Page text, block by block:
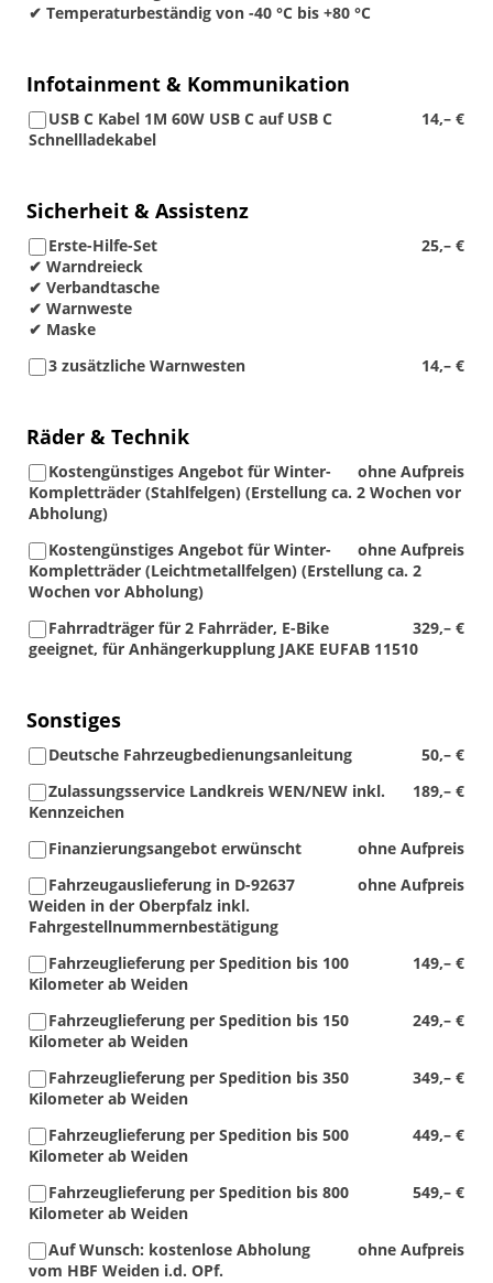
✔ Temperaturbeständig von -40 °C bis +80 °C
Infotainment & Kommunikation
14,– €
USB C Kabel 1M 60W USB C auf USB C
Schnellladekabel
Sicherheit & Assistenz
25,– €
Erste-Hilfe-Set
✔ Warndreieck
✔ Verbandtasche
✔ Warnweste
✔ Maske
14,– €
3 zusätzliche Warnwesten
Räder & Technik
ohne Aufpreis
Kostengünstiges Angebot für Winter-
Kompletträder (Stahlfelgen) (Erstellung ca. 2 Wochen vor
Abholung)
ohne Aufpreis
Kostengünstiges Angebot für Winter-
Kompletträder (Leichtmetallfelgen) (Erstellung ca. 2
Wochen vor Abholung)
329,– €
Fahrradträger für 2 Fahrräder, E-Bike
geeignet, für Anhängerkupplung JAKE EUFAB 11510
Sonstiges
50,– €
Deutsche Fahrzeugbedienungsanleitung
189,– €
Zulassungsservice Landkreis WEN/NEW inkl.
Kennzeichen
ohne Aufpreis
Finanzierungsangebot erwünscht
ohne Aufpreis
Fahrzeugauslieferung in D-92637
Weiden in der Oberpfalz inkl.
Fahrgestellnummernbestätigung
149,– €
Fahrzeuglieferung per Spedition bis 100
Kilometer ab Weiden
249,– €
Fahrzeuglieferung per Spedition bis 150
Kilometer ab Weiden
349,– €
Fahrzeuglieferung per Spedition bis 350
Kilometer ab Weiden
449,– €
Fahrzeuglieferung per Spedition bis 500
Kilometer ab Weiden
549,– €
Fahrzeuglieferung per Spedition bis 800
Kilometer ab Weiden
ohne Aufpreis
Auf Wunsch: kostenlose Abholung
vom HBF Weiden i.d. OPf.